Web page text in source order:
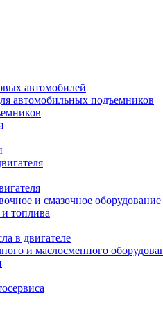
автомобилей
автомобильных подъемников
и смазочное оборудование
топлива
в двигателе
и маслосменного